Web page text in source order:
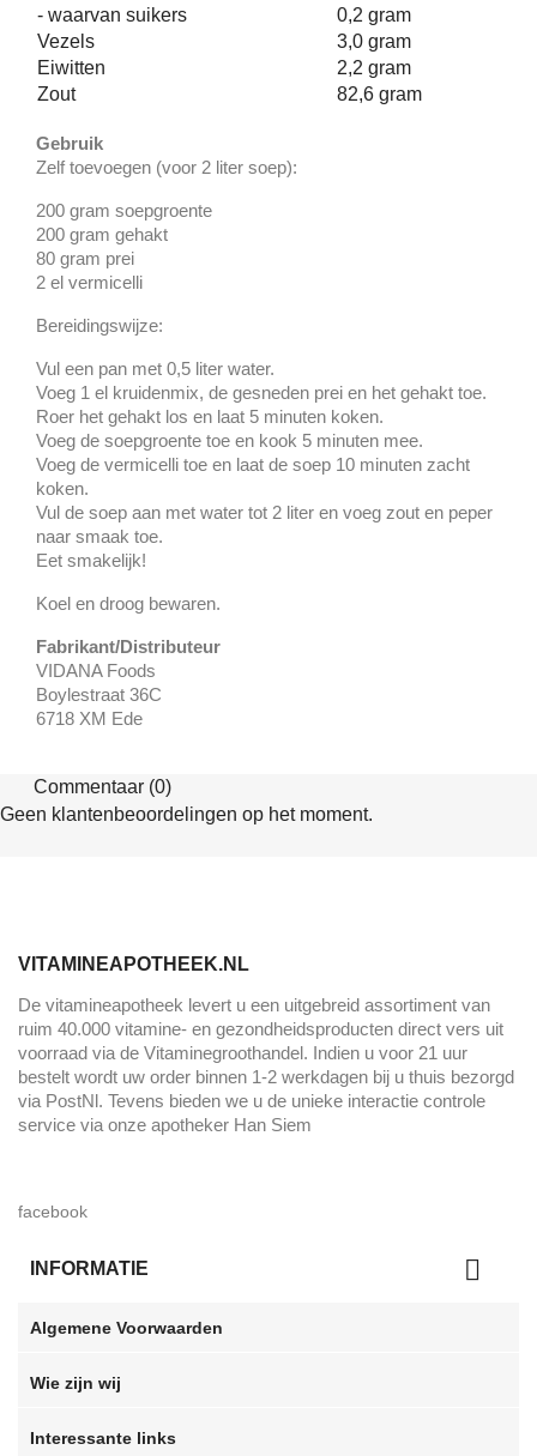
- waarvan suikers
0,2 gram
Vezels
3,0 gram
Eiwitten
2,2 gram
Zout
82,6 gram
Gebruik
Zelf toevoegen (voor 2 liter soep):
200 gram soepgroente
200 gram gehakt
80 gram prei
2 el vermicelli
Bereidingswijze:
Vul een pan met 0,5 liter water.
Voeg 1 el kruidenmix, de gesneden prei en het gehakt toe.
Roer het gehakt los en laat 5 minuten koken.
Voeg de soepgroente toe en kook 5 minuten mee.
Voeg de vermicelli toe en laat de soep 10 minuten zacht
koken.
Vul de soep aan met water tot 2 liter en voeg zout en peper
naar smaak toe.
Eet smakelijk!
Koel en droog bewaren.
Fabrikant/Distributeur
VIDANA Foods
Boylestraat 36C
6718 XM Ede
Commentaar (0)
Geen klantenbeoordelingen op het moment.
VITAMINEAPOTHEEK.NL
De vitamineapotheek levert u een uitgebreid assortiment van
ruim 40.000 vitamine- en gezondheidsproducten direct vers uit
voorraad via de Vitaminegroothandel. Indien u voor 21 uur
bestelt wordt uw order binnen 1-2 werkdagen bij u thuis bezorgd
via PostNl. Tevens bieden we u de unieke interactie controle
service via onze apotheker Han Siem
facebook
INFORMATIE 
Algemene Voorwaarden
Wie zijn wij
Interessante links